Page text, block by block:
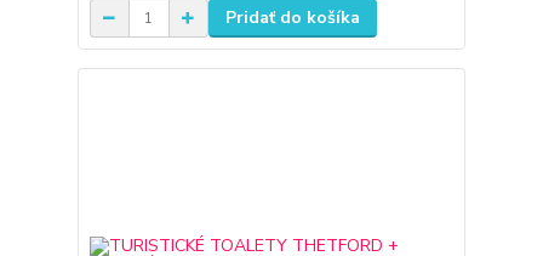
Pridať do košíka